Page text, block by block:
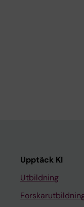
Upptäck KI
Utbildning